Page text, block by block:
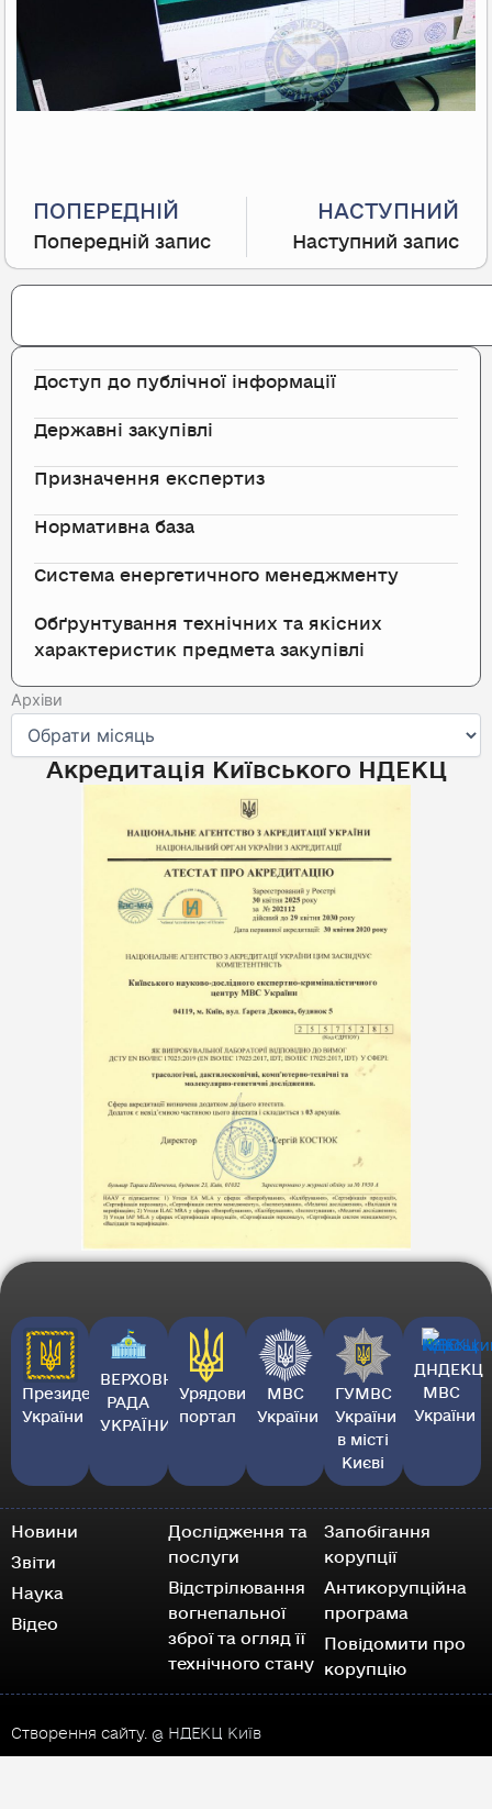
ПОПЕРЕДНІЙ
Попередній запис
НАСТУПНИЙ
Наступний запис
Search
Доступ до публічної інформації
Державні закупівлі
Призначення експертиз
Нормативна база
Система енергетичного менеджменту
Обґрунтування технічних та якісних
характеристик предмета закупівлі
Архіви
Архіви
Акредитація Київського НДЕКЦ
Президент
України
ВЕРХОВНА
РАДА
УКРАЇНИ
Урядовий
портал
МВС
України
ГУМВС
України
в місті
Києві
ДНДЕКЦ
МВС
України
Новини
Звіти
Наука
Відео
Дослідження та
послуги
Відстрілювання
вогнепальної
зброї та огляд її
технічного стану
Запобігання
корупції
Антикорупційна
програма
Повідомити про
корупцію
Створення сайту. @ НДЕКЦ Київ